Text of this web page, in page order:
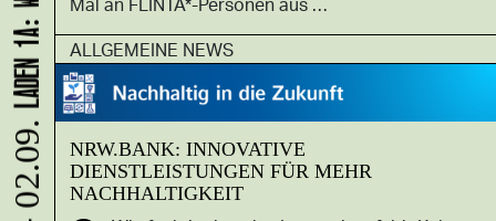
ALLGEMEINE NEWS
NRW.BANK: INNOVATIVE
DIENSTLEISTUNGEN FÜR MEHR
NACHHALTIGKEIT